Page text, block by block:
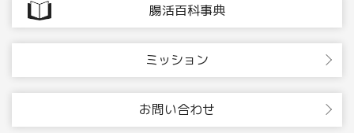
腸活百科事典
ミッション
お問い合わせ